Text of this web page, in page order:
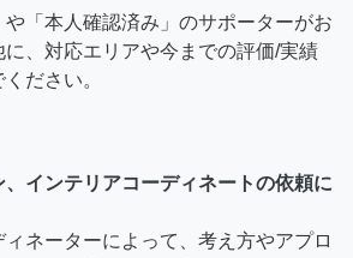
や「本人確認済み」のサポーターがお
、対応エリアや今までの評価/実績
ださい。
インテリアコーディネートの依頼に
ネーターによって、考え方やアプロ